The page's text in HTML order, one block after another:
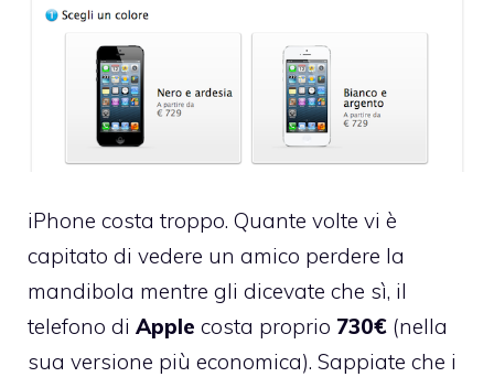
iPhone costa troppo. Quante volte vi è
capitato di vedere un amico perdere la
mandibola mentre gli dicevate che sì, il
telefono di Apple costa proprio 730€ (nella
sua versione più economica). Sappiate che i